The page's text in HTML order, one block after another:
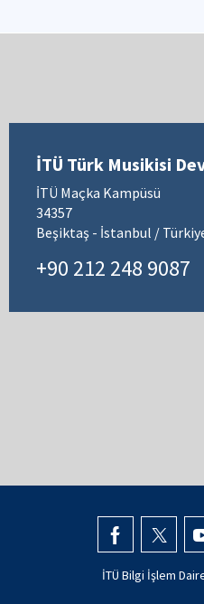
İTÜ Türk Musikisi
İTÜ Maçka Kampüsü
34357
Beşiktaş - İstanbul /
+90 212 248 9087
İTÜ Bilgi İşlem